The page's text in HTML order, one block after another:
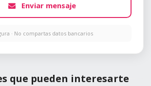
Enviar mensaje
· No compartas datos bancarios
que pueden interesarte